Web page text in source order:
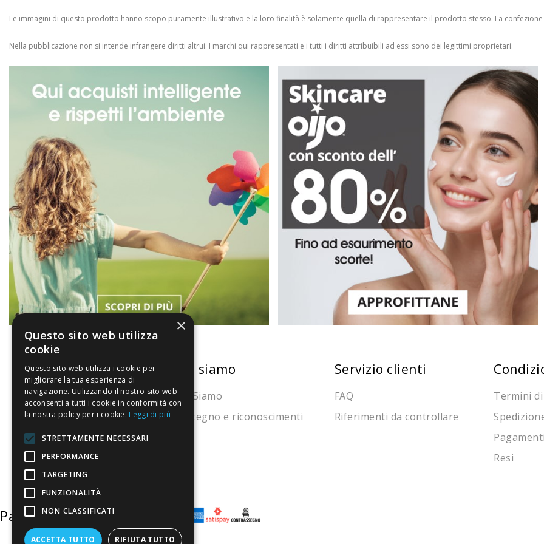
Le immagini di questo prodotto hanno scopo puramente illustrativo e la loro finalità è solamente quella di rappresentare il prodotto stesso. La
Nella pubblicazione non si intende infrangere diritti altrui. I marchi qui rappresentati e i tutti i diritti attribuibili ad essi sono dei legittimi proprietari.
La nostra convenienza
Il risparmio che fa ambiente
Il nostro manifesto
Il blog
Perché fidarti
Vendi con noi
Chi siamo
Chi Siamo
Sostegno e riconoscimenti
Servizio clienti
FAQ
Riferimenti da controllare
Termini
Resi
Pagamenti sicuri
×
Questo sito web utilizza
cookie
Questo sito web utilizza i cookie per
migliorare la tua esperienza di
navigazione. Utilizzando il nostro sito web
acconsenti a tutti i cookie in conformità con
la nostra policy per i cookie. Leggi di più
STRETTAMENTE NECESSARI
PERFORMANCE
TARGETING
FUNZIONALITÀ
NON CLASSIFICATI
ACCETTA TUTTO RIFIUTA TUTTO